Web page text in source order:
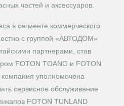
частей и аксессуаров.
в сегменте коммерческого
с группой «АВТОДОМ»
партнерами, став
FOTON TOANO и FOTON
уполномочена
сервисное обслуживание
FOTON TUNLAND